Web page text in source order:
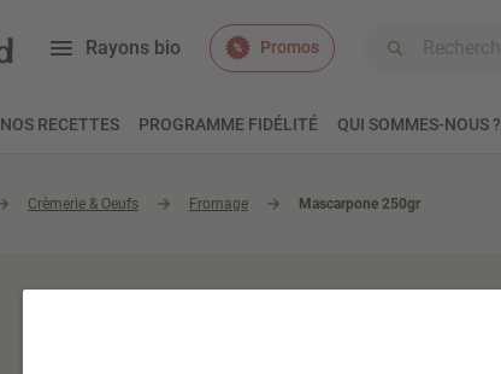
Rayons bio
NOS RECETTES PROGRAMME FIDÉLITÉ QUI SOMMES-NOUS ?
Promos
Crèmerie & Oeufs Fromage Mascarpone 250gr